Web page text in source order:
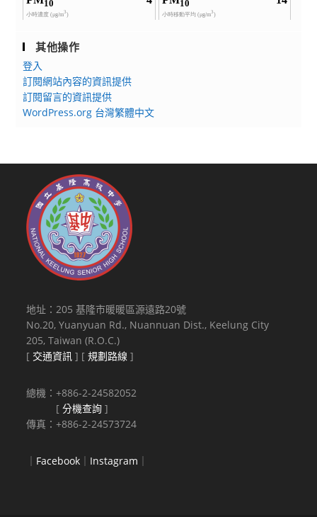
其他操作
登入
訂閱網站內容的資訊提供
訂閱留言的資訊提供
WordPress.org 台灣繁體中文
地址：205 基隆市暖暖區源遠路20號
No.20, Yuanyuan Rd., Nuannuan Dist., Keelung City
205, Taiwan (R.O.C.)
[ 交通資訊 ] [規劃路線 ]
總機：+886-2-24582052
[分機查詢 ]
傳真：+886-2-24573724
｜ Facebook ｜ Instagram ｜